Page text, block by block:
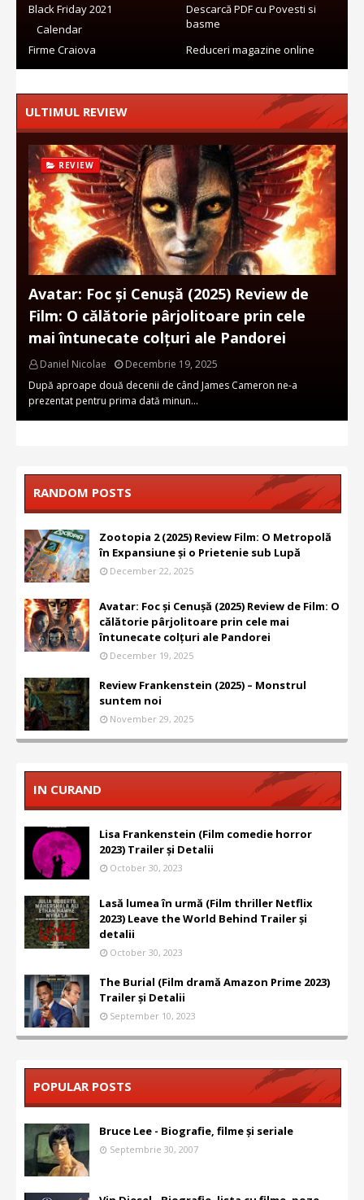
Descarcă PDF cu Povesti si
basme
Black Friday 2021
Calendar
Firme Craiova
Reduceri magazine online
ULTIMUL REVIEW
REVIEW
Avatar: Foc și Cenușă (2025) Review de
Film: O călătorie pârjolitoare prin cele
mai întunecate colțuri ale Pandorei
Daniel Nicolae
Decembrie 19, 2025
După aproape două decenii de când James Cameron ne-a
prezentat pentru prima dată minun…
RANDOM POSTS
Zootopia 2 (2025) Review Film: O Metropolă
în Expansiune și o Prietenie sub Lupă
December 22, 2025
Avatar: Foc și Cenușă (2025) Review de Film: O
călătorie pârjolitoare prin cele mai
întunecate colțuri ale Pandorei
December 19, 2025
Review Frankenstein (2025) – Monstrul
suntem noi
November 29, 2025
IN CURAND
Lisa Frankenstein (Film comedie horror
2023) Trailer și Detalii
October 30, 2023
Lasă lumea în urmă (Film thriller Netflix
2023) Leave the World Behind Trailer și
detalii
October 30, 2023
The Burial (Film dramă Amazon Prime 2023)
Trailer și Detalii
September 10, 2023
POPULAR POSTS
Bruce Lee - Biografie, filme și seriale
Septembrie 30, 2007